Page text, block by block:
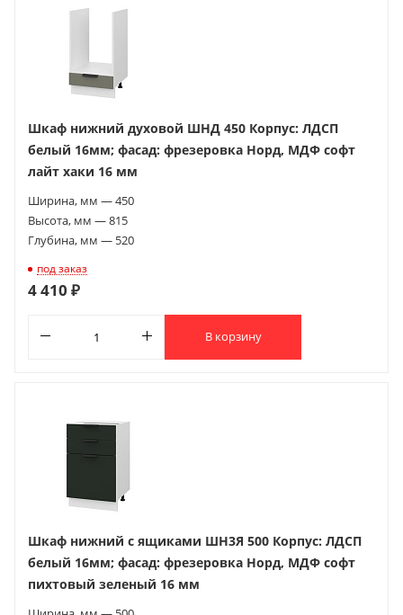
Шкаф нижний духовой ШНД 450 Корпус: ЛДСП
белый 16мм; фасад: фрезеровка Норд, МДФ софт
лайт хаки 16 мм
Ширина, мм — 450
Высота, мм — 815
Глубина, мм — 520
под заказ
4 410 ₽
В корзину
Шкаф нижний с ящиками ШН3Я 500 Корпус: ЛДСП
белый 16мм; фасад: фрезеровка Норд, МДФ софт
пихтовый зеленый 16 мм